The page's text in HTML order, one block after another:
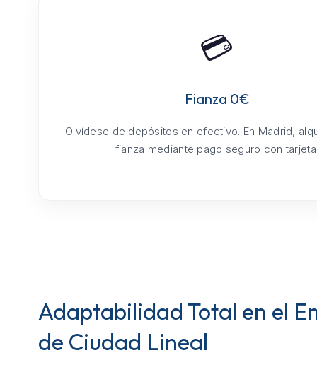
💳
Fianza 0€
Olvídese de depósitos en efectivo. En Madrid,
fianza mediante pago seguro con
Adaptabilidad Total en el
de Ciudad Lineal